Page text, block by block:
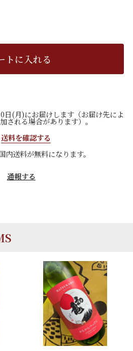
トに入れる
(月)にお届けします（お届け先によ
される場合があります）。
送料を確認する
送料が無料になります。
通報する